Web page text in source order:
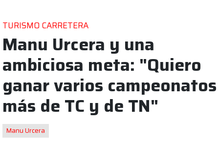
TURISMO CARRETERA
Manu Urcera y una
ambiciosa meta: "Quiero
ganar varios campeonatos
más de TC y de TN"
Manu Urcera